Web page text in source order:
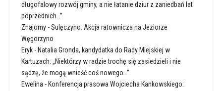
długofalowy rozwój gminy, a nie łatanie dziur z zaniedbań lat
poprzednich…”
Znajomy-Sulęczyno. Akcja ratownicza na Jeziorze
Węgorzyno
Eryk- Natalia Gronda, kandydatka do Rady Miejskiej w
Kartuzach: „Niektórzy w radzie trochę się zasiedzieli i nie
sądzę, że mogą wnieść coś nowego…”
Ewelina - Konferencja prasowa Wojciecha Kankowskiego: